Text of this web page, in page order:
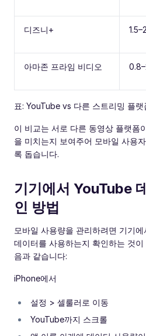
디즈니+
아마존 프라임 비디오
표: YouTube vs 다른 스트리밍 플랫
이 비교는 서로 다른 동영상 플랫폼
을 미치는지 보여주어 모바일 사용
록 돕습니다.
기기에서 YouTube
인 방법
모바일 사용량을 관리하려면 기기
데이터를 사용하는지 확인하는 것
음과 같습니다:
iPhone에서
설정 > 셀룰러로 이동
YouTube까지 스크롤